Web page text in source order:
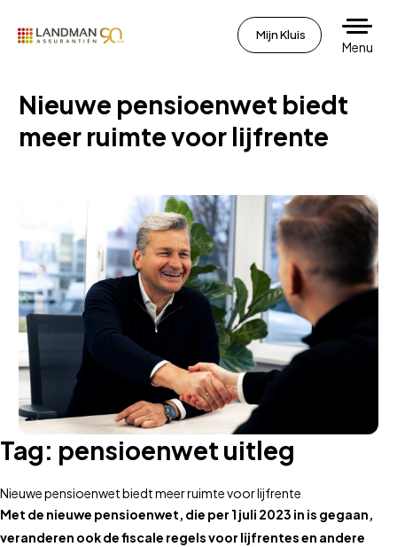
Mijn Kluis
Menu
Nieuwe pensioenwet biedt
meer ruimte voor lijfrente
Tag: pensioenwet uitleg
Nieuwe pensioenwet biedt meer ruimte voor lijfrente
Met de nieuwe pensioenwet, die per 1 juli 2023 in is gegaan,
veranderen ook de fiscale regels voor lijfrentes en andere